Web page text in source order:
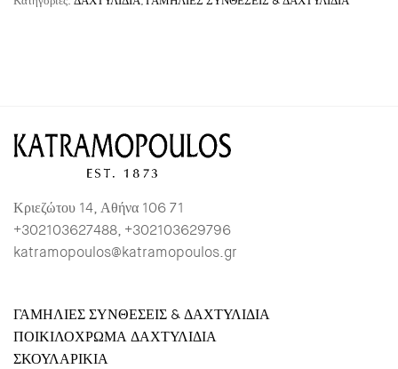
Κριεζώτου 14, Αθήνα 106 71
+302103627488, +302103629796
katramopoulos@katramopoulos.gr
ΓΑΜΗΛΙΕΣ ΣΥΝΘΕΣΕΙΣ & ΔΑΧΤΥΛΙΔΙΑ
ΠΟΙΚΙΛΟΧΡΩΜΑ ΔΑΧΤΥΛΙΔΙΑ
ΣΚΟΥΛΑΡΙΚΙΑ